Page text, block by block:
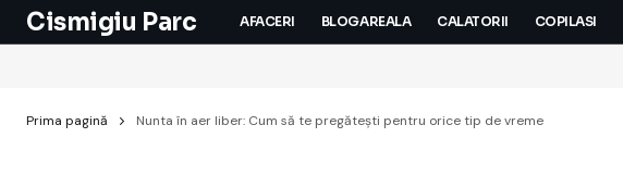
Cismigiu Parc AFACERI BLOGAREALA CALATORII COPILASI
Prima pagină Nunta în aer liber: Cum să te pregătești pentru orice tip de vreme